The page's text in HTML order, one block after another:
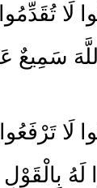
لَا
سَمِيعٌ
لَا
لَهُ